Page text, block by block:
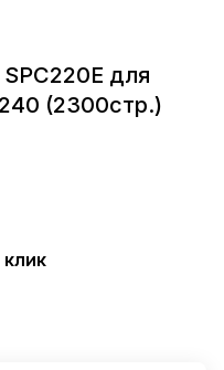
для
(2300стр.)
клик